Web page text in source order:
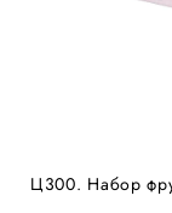
Ц300. Набор